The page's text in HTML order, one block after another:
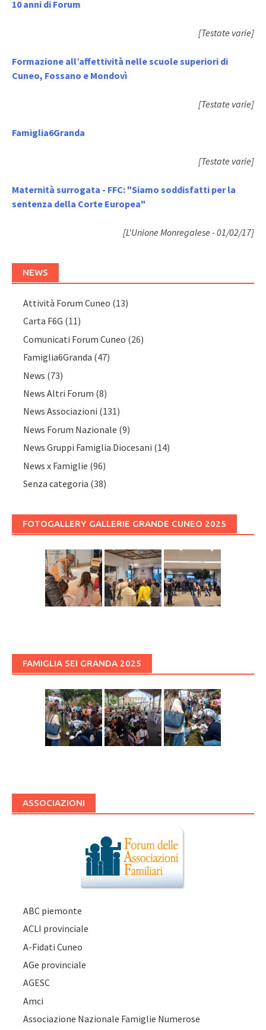
10 anni di Forum
[Testate varie]
Formazione all’affettività nelle scuole superiori di
Cuneo, Fossano e Mondovì
[Testate varie]
Famiglia6Granda
[Testate varie]
Maternità surrogata - FFC: "Siamo soddisfatti per la
sentenza della Corte Europea"
[L'Unione Monregalese - 01/02/17]
NEWS
Attività Forum Cuneo (13)
Carta F6G (11)
Comunicati Forum Cuneo (26)
Famiglia6Granda (47)
News (73)
News Altri Forum (8)
News Associazioni (131)
News Forum Nazionale (9)
News Gruppi Famiglia Diocesani (14)
News x Famiglie (96)
Senza categoria (38)
FOTOGALLERY GALLERIE GRANDE CUNEO 2025
FAMIGLIA SEI GRANDA 2025
ASSOCIAZIONI
ABC piemonte
ACLI provinciale
A-Fidati Cuneo
AGe provinciale
AGESC
Amci
Associazione Nazionale Famiglie Numerose